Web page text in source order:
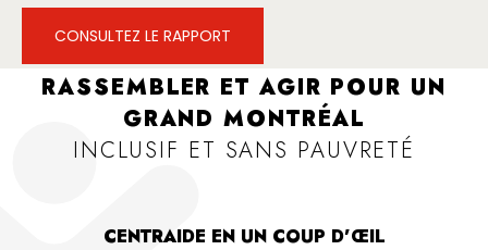
CONSULTEZ LE RAPPORT
RASSEMBLER ET AGIR POUR UN
GRAND MONTRÉAL
INCLUSIF ET SANS PAUVRETÉ
CENTRAIDE EN UN COUP D’ŒIL